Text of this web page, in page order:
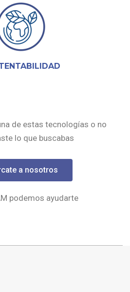
de estas tecnologías o no
lo que buscabas
a nosotros
podemos ayudarte